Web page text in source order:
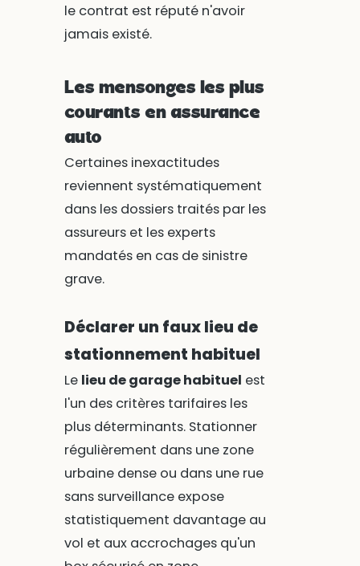
le contrat est réputé n'avoir
jamais existé.
Les mensonges les plus
courants en assurance
auto
Certaines inexactitudes
reviennent systématiquement
dans les dossiers traités par les
assureurs et les experts
mandatés en cas de sinistre
grave.
Déclarer un faux lieu de
stationnement habituel
Le lieu de garage habituel est
l'un des critères tarifaires les
plus déterminants. Stationner
régulièrement dans une zone
urbaine dense ou dans une rue
sans surveillance expose
statistiquement davantage au
vol et aux accrochages qu'un